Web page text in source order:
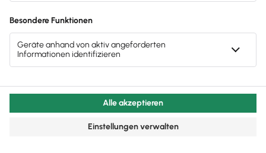
Unternehmensführung